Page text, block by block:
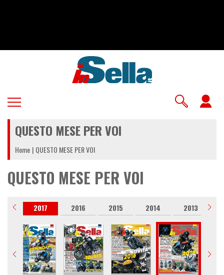
QUESTO MESE PER VOI
Home QUESTO MESE PER VOI
QUESTO MESE PER VOI
2017 2016 2015 2014 2013